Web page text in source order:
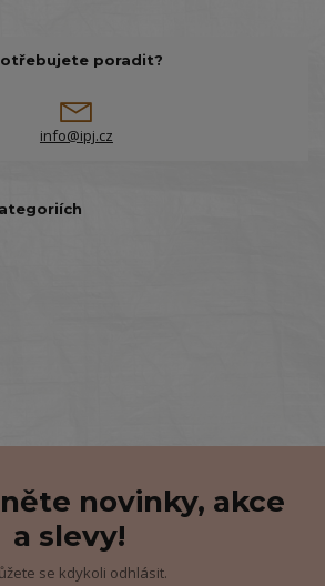
poradit?
info@ipj.cz
novinky, akce
a slevy!
se kdykoli odhlásit.